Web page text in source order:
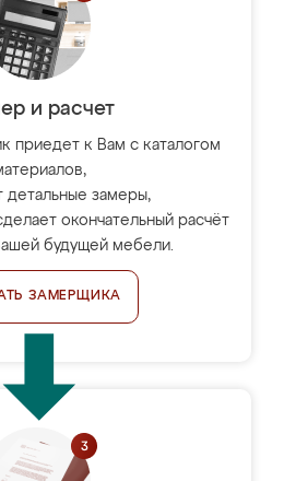
и расчет
приедет к Вам с каталогом
детальные замеры,
окончательный расчёт
будущей мебели.
ЗАМЕРЩИКА